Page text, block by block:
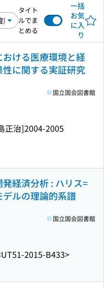
タイト
ルでま
とめる
一括
お気
に入
り
ける医療環境と経
に関する実証研究
正治]2004-2005
国立国会図書館
経済分析 : ハリス=
デルの理論的系譜
2015-B433>
国立国会図書館